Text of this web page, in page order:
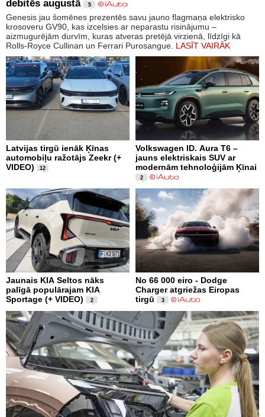
debitēs augustā 5
Genesis jau šomēnes prezentēs savu jauno flagmaņa elektrisko
krosoveru GV90, kas izcelsies ar neparastu risinājumu –
aizmugurējām durvīm, kuras atveras pretējā virzienā, līdzīgi kā
Rolls-Royce Cullinan un Ferrari Purosangue. LASĪT VAIRĀK
Latvijas tirgū ienāk Ķīnas
automobiļu ražotājs Zeekr (+
VIDEO)
12
Volkswagen ID. Aura T6 –
jauns elektriskais SUV ar
modernām tehnoloģijām Ķīnai
2
Jaunais KIA Seltos nāks
palīgā populārajam KIA
Sportage (+ VIDEO)
2
No 66 000 eiro - Dodge
Charger atgriežas Eiropas
tirgū
3